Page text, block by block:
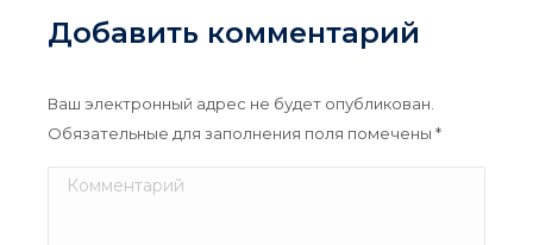
Добавить комментарий
Ваш электронный адрес не будет опубликован.
Обязательные для заполнения поля помечены *
Комментарий